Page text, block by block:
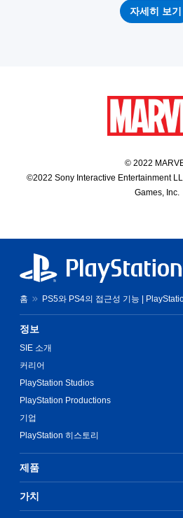
자세히 보기
© 2022
©2022 Sony Interactive Entertainment
Games, Inc.
홈 PS5와 PS4의 접근성 기능 |
정보
SIE 소개
커리어
PlayStation Studios
PlayStation Productions
기업
PlayStation 히스토리
제품
가치